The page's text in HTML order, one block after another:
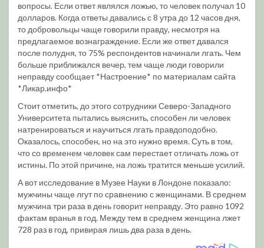
вопросы. Если ответ являлся ложью, то человек получал 10
долларов. Когда ответы давались с 8 утра до 12 часов дня,
то добровольцы чаще говорили правду, несмотря на
предлагаемое вознаграждение. Если же ответ давался
после полудня, то 75% респондентов начинали лгать. Чем
больше приближался вечер, тем чаще люди говорили
неправду сообщает *Настроение* по материалам сайта
*Ликар.инфо*
Стоит отметить, до этого сотрудники Северо-Западного
Университета пытались выяснить, способен ли человек
натренироваться и научиться лгать правдоподобно.
Оказалось, способен, но на это нужно время. Суть в том,
что со временем человек сам перестает отличать ложь от
истины. По этой причине, на ложь тратится меньше усилий.
А вот исследование в Музее Науки в Лондоне показало:
мужчины чаще лгут по сравнению с женщинами. В среднем
мужчина три раза в день говорит неправду. Это равно 1092
фактам вранья в год. Между тем в среднем женщина лжет
728 раз в год, привирая лишь два раза в день.